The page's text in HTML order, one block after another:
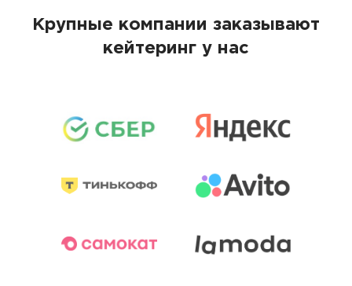
Крупные компании заказывают
кейтеринг у нас